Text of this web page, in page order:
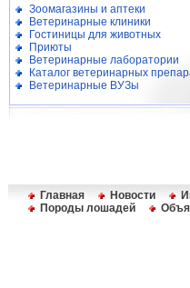
Зоомагазины и аптеки
Ветеринарные клиники
Гостиницы для животных
Приюты
Ветеринарные лаборатории
Каталог ветеринарных
Ветеринарные ВУЗы
Главная Новости
Породы лошадей